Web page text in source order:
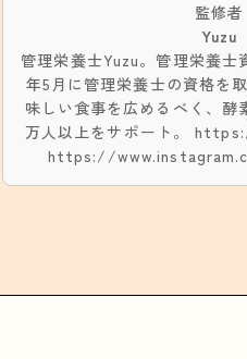
監修者
Yuzu
管理栄養士Yuzu。管理栄養士
年5月に管理栄養士の資格を
味しい食事を広めるべく、酵
万人以上をサポート。
https://